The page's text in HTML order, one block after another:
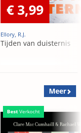
€ 3,99
Ellory, R.J.
Tijden van duisternis
Meer
Best Verkocht